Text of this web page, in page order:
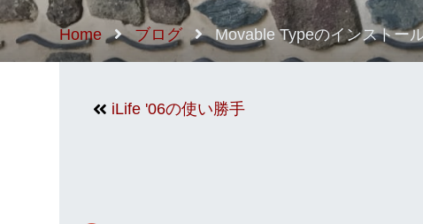
Home ブログ Movable Typeのインストー
iLife '06の使い勝手